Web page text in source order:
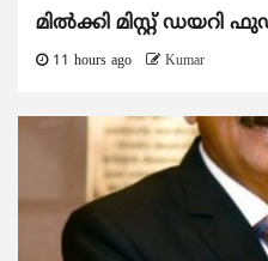
മിൽക്കി മിസ്റ്റ് ഡയറി
11 hours ago Kumar